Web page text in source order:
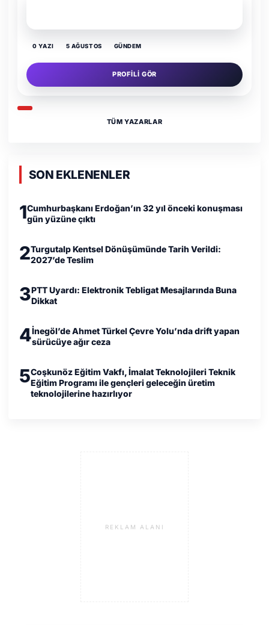
0 YAZI 16 TEMMUZ GÜNDEM
PROFILI GÖR
TÜM YAZARLAR
SON EKLENENLER
1Cumhurbaşkanı Erdoğan’ın 32 yıl önceki konuşması
gün yüzüne çıktı
2Turgutalp Kentsel Dönüşümünde Tarih Verildi:
2027’de Teslim
3PTT Uyardı: Elektronik Tebligat Mesajlarında Buna
Dikkat
4İnegöl’de Ahmet Türkel Çevre Yolu’nda drift yapan
sürücüye ağır ceza
5Coşkunöz Eğitim Vakfı, İmalat Teknolojileri Teknik
Eğitim Programı ile gençleri geleceğin üretim
teknolojilerine hazırlıyor
REKLAM ALANI